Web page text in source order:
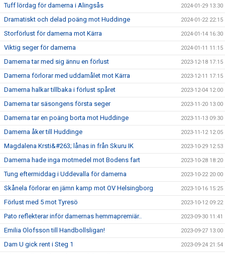
Tuff lördag för damerna i Alingsås 2024-01-29 13:30
Dramatiskt och delad poäng mot Huddinge 2024-01-22 22:15
Storförlust för damerna mot Kärra 2024-01-14 16:30
Viktig seger för damerna 2024-01-11 11:15
Damerna tar med sig ännu en förlust 2023-12-18 17:15
Damerna förlorar med uddamålet mot Kärra 2023-12-11 17:15
Damerna halkar tillbaka i förlust spåret 2023-12-04 12:00
Damerna tar säsongens första seger 2023-11-20 13:00
Damerna tar en poäng borta mot Huddinge 2023-11-13 09:30
Damerna åker till Huddinge 2023-11-12 12:05
Magdalena Krsti&#263; lånas in från Skuru IK 2023-10-29 12:53
Damerna hade inga motmedel mot Bodens fart 2023-10-28 18:20
Tung eftermiddag i Uddevalla för damerna 2023-10-22 20:00
Skånela förlorar en jämn kamp mot OV Helsingborg 2023-10-16 15:25
Förlust med 5 mot Tyresö 2023-10-12 09:22
Pato reflekterar inför damernas hemmapremiär.. 2023-09-30 11:41
Emilia Olofsson till Handbollsligan! 2023-09-27 13:00
Dam U gick rent i Steg 1 2023-09-24 21:54